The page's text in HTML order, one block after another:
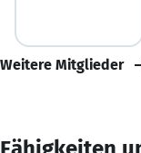
Weitere Mitglieder